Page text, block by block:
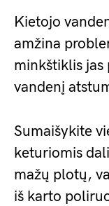
Kietojo
amžina
minkštiklis jas
vandenį
Sumaišykite
keturiomis
mažų plotų,
iš karto